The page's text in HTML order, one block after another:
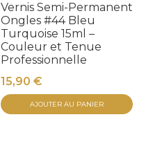
Vernis Semi-Permanent
Ongles #44 Bleu
Turquoise 15ml –
Couleur et Tenue
Professionnelle
15,90 €
AJOUTER AU PANIER